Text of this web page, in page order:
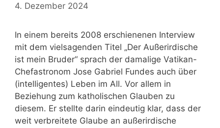
4. Dezember 2024
In einem bereits 2008 erschienenen Interview
mit dem vielsagenden Titel „Der Außerirdische
ist mein Bruder“ sprach der damalige Vatikan-
Chefastronom Jose Gabriel Fundes auch über
(intelligentes) Leben im All. Vor allem in
Beziehung zum katholischen Glauben zu
diesem. Er stellte darin eindeutig klar, dass der
weit verbreitete Glaube an außerirdische